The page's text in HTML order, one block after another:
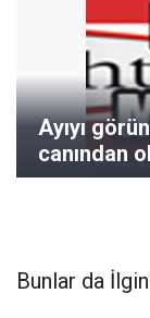
Ayıyı
canından
Bunlar da